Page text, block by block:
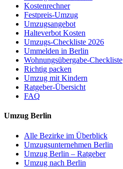
Kostenrechner
Festpreis-Umzug
Umzugsangebot
Halteverbot Kosten
Umzugs-Checkliste 2026
Ummelden in Berlin
Wohnungsübergabe-Checkliste
Richtig packen
Umzug mit Kindern
Ratgeber-Übersicht
FAQ
Umzug Berlin
Alle Bezirke im Überblick
Umzugsunternehmen Berlin
Umzug Berlin – Ratgeber
Umzug nach Berlin